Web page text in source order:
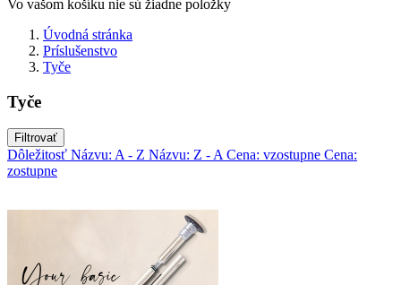
Vo vašom košíku nie sú žiadne položky
Úvodná stránka
Príslušenstvo
Tyče
Tyče
Filtrovať
Dôležitosť Názvu: A - Z Názvu: Z - ACena: vzostupne Cena:
zostupne